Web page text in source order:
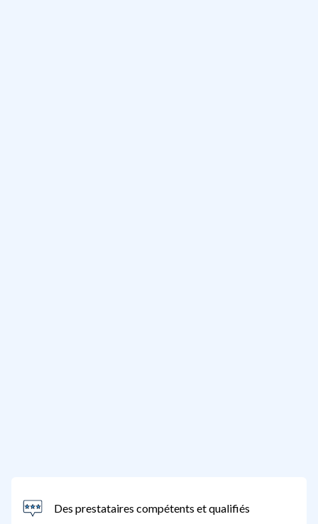
Des prestataires compétents et qualifiés